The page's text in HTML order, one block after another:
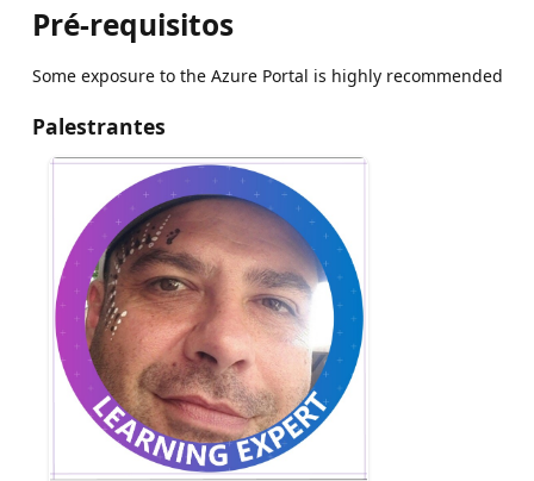
Pré-requisitos
Some exposure to the Azure Portal is highly recommended
Palestrantes